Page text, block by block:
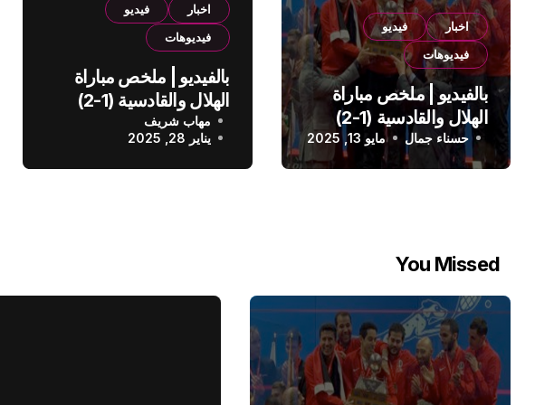
اخبار
فيديو
فيديوهات
بالفيديو | ملخص مباراة
الهلال والقادسية (1-2)
الدوري السعودي
حسناء جمال مايو 13, 2025
اخبار
فيديو
فيديوهات
بالفيديو | ملخص مباراة
الهلال والقادسية (1-2)
الدوري السعودي
مهاب شريف
يناير 28, 2025
You Missed